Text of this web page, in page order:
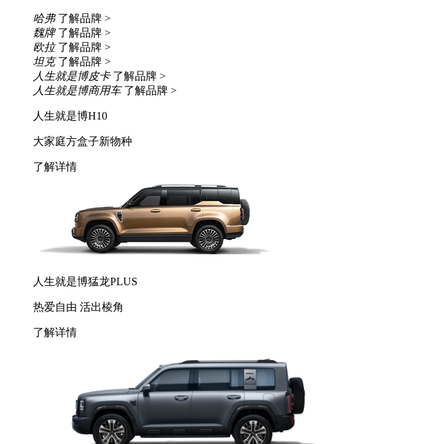
哈弗了解品牌 >
魏牌了解品牌 >
欧拉了解品牌 >
坦克了解品牌 >
人生就是博皮卡了解品牌 >
人生就是博商用车了解品牌 >
人生就是博H10
大家庭方盒子新物种
了解详情
人生就是博猛龙PLUS
热爱自由 活出棱角
了解详情